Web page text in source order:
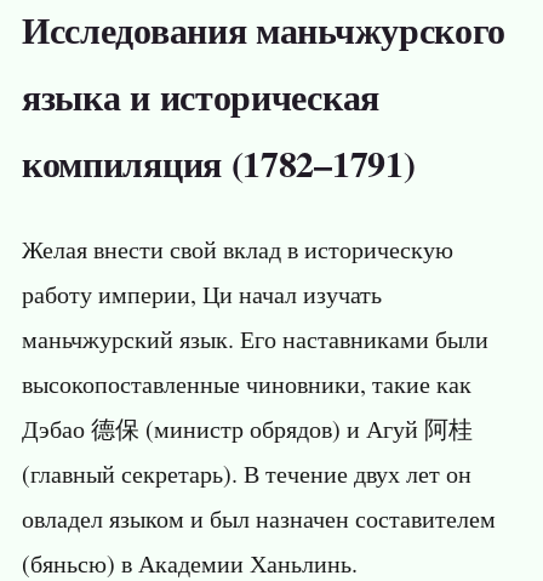
Исследования маньчжурского
языка и историческая
компиляция (1782–1791)
Желая внести свой вклад в историческую
работу империи, Ци начал изучать
маньчжурский язык. Его наставниками были
высокопоставленные чиновники, такие как
Дэбао 德保 (министр обрядов) и Агуй 阿桂
(главный секретарь). В течение двух лет он
овладел языком и был назначен составителем
(бяньсю) в Академии Ханьлинь.